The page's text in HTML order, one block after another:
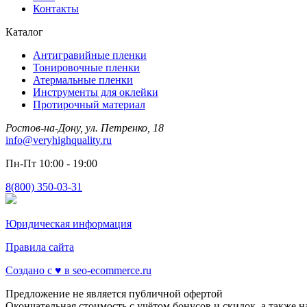
Контакты
Каталог
Антигравийные пленки
Тонировочные пленки
Атермальные пленки
Инструменты для оклейки
Протирочный материал
Ростов-на-Дону, ул. Петренко, 18
info@veryhighquality.ru
Пн-Пт 10:00 - 19:00
8(800) 350-03-31
Юридическая информация
Правила сайта
Создано с ♥️ в seo-ecommerce.ru
Предложение не является публичной офертой